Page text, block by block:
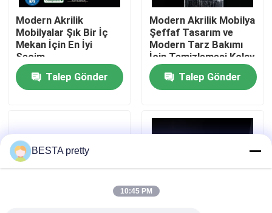
Fabrika turu
Kalite Kontrolü
Bize Ulaşın
Davalar
Modern Akrilik
Mobilyalar Şık Bir İç
Mekan İçin En İyi
Seçim
Talep Gönder
Modern Akrilik Mobilya
Şeffaf Tasarım ve
Modern Tarz Bakımı
İçin Temizlemesi Kolay
Talep Gönder
BESTA pretty
10:45 PM